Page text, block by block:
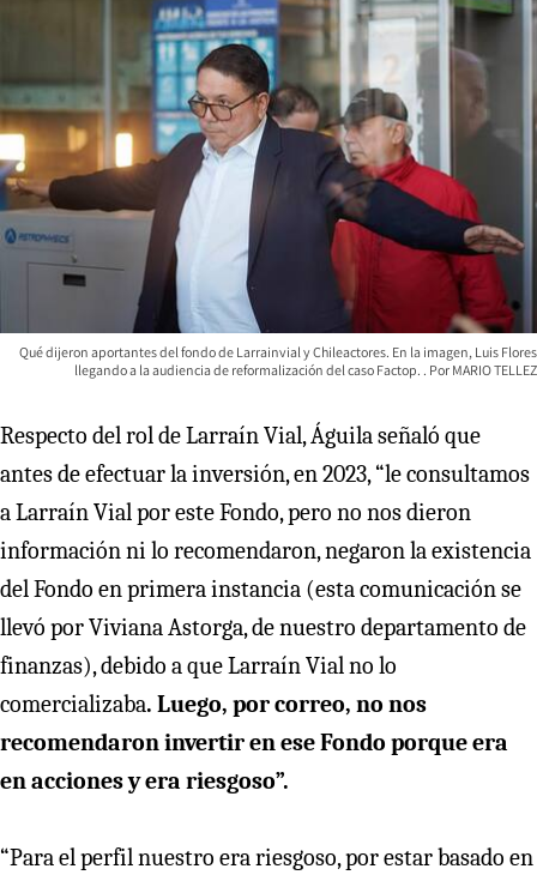
Qué dijeron aportantes del fondo de Larrainvial y Chileactores. En la imagen, Luis Flores
llegando a la audiencia de reformalización del caso Factop.
MARIO TELLEZ
Respecto del rol de Larraín Vial, Águila señaló que
antes de efectuar la inversión, en 2023, “le consultamos
a Larraín Vial por este Fondo, pero no nos dieron
información ni lo recomendaron, negaron la existencia
del Fondo en primera instancia (esta comunicación se
llevó por Viviana Astorga, de nuestro departamento de
finanzas), debido a que Larraín Vial no lo
comercializaba. Luego, por correo, no nos
recomendaron invertir en ese Fondo porque era
en acciones y era riesgoso”.
“Para el perfil nuestro era riesgoso, por estar basado en